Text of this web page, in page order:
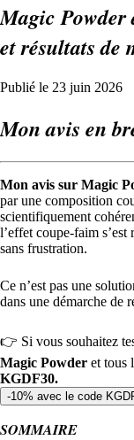
Magic Powder
et résultats de
Publié le 23 juin 2026
Mon avis en
Mon avis sur Magic
par une composition
scientifiquement
l’effet coupe-faim
sans frustration.
Ce n’est pas une
dans une démarche de
👉 Si vous souhaitez
Magic Powder et tous
KGDF30.
-10% avec le code
SOMMAIRE